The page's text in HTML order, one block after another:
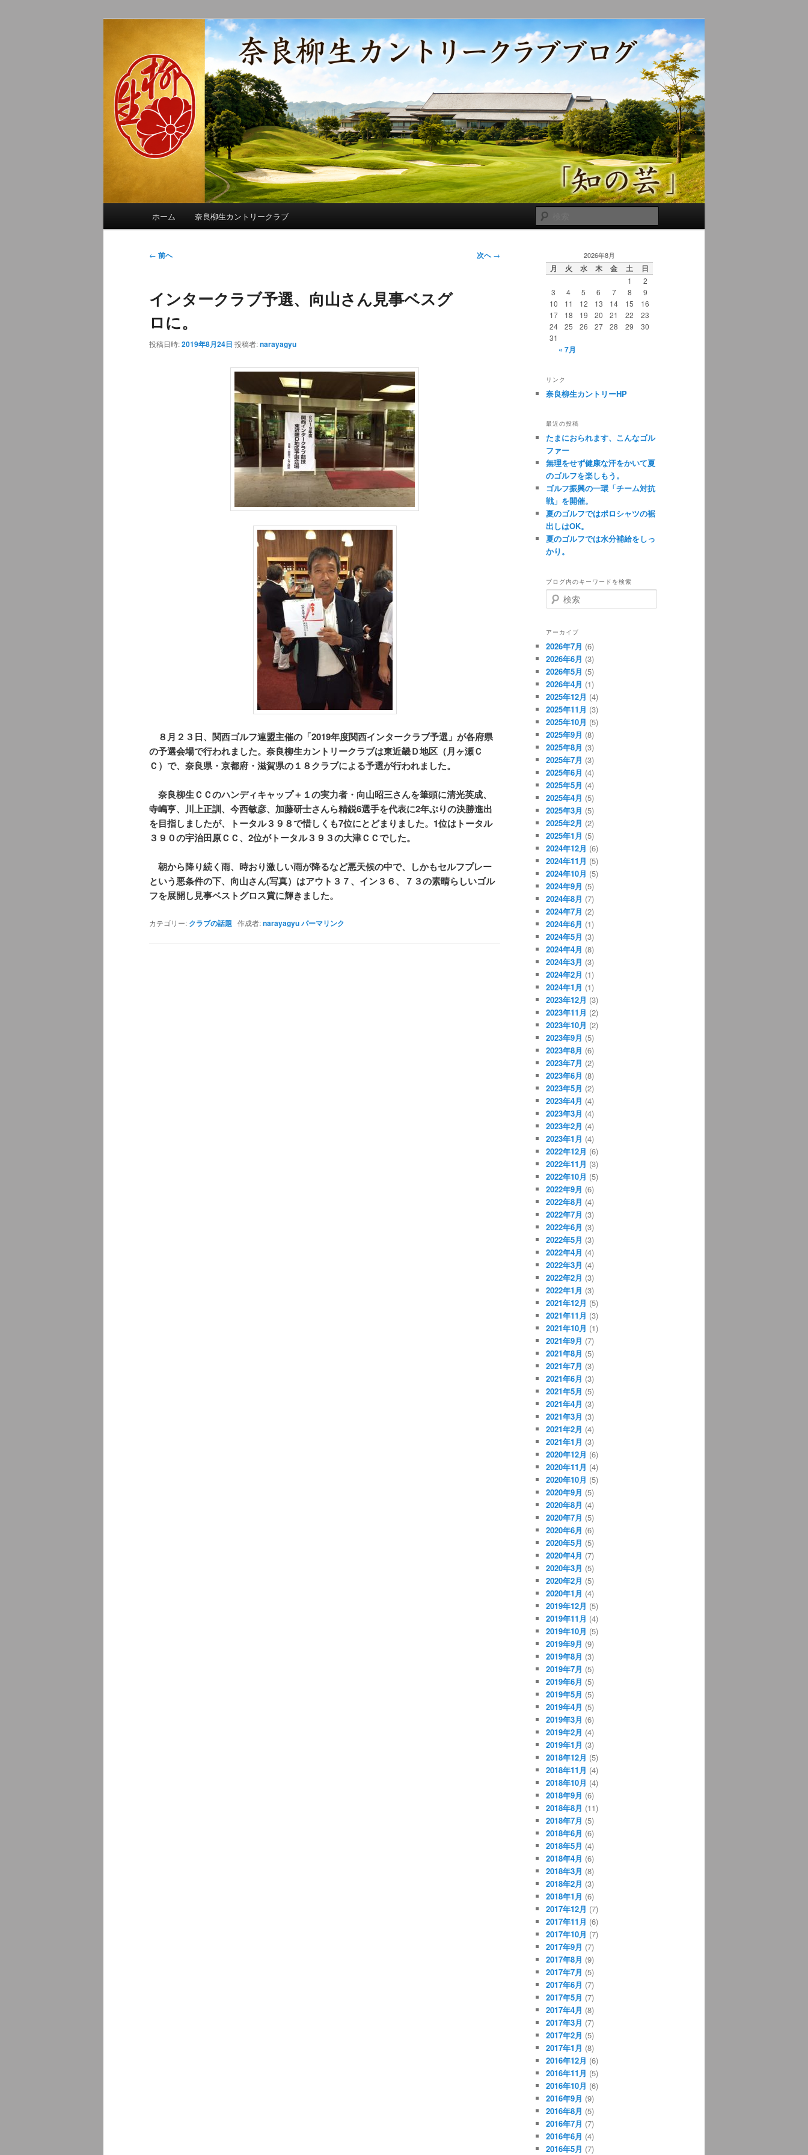
奈良柳生カントリークラブ総支配人ブログ
季節の話題、クラブの出来事、コースの改修・更新作業、ゴルフに関する随筆、喜怒哀楽などを気まぐ
れに発信します。
索
ホーム 奈良柳生カントリークラブ
投
ビ
ー
シ
← 前へ 次へ→
インタークラブ予選、向山さん見事ベスグ
ロに。
投稿日時:2019年8月24日 投稿者:narayagyu
８月２３日、関西ゴルフ連盟主催の「2019年度関西インタークラブ予選」が各府県
の予選会場で行われました。奈良柳生カントリークラブは東近畿Ｄ地区（月ヶ瀬Ｃ
Ｃ）で、奈良県・京都府・滋賀県の１８クラブによる予選が行われました。
奈良柳生ＣＣのハンディキャップ＋１の実力者・向山昭三さんを筆頭に清光英成、
寺嶋亨、川上正訓、今西敏彦、加藤研士さんら精鋭6選手を代表に2年ぶりの決勝進出
を目指しましたが、トータル３９８で惜しくも7位にとどまりました。1位はトータル
３９０の宇治田原ＣＣ、2位がトータル３９３の大津ＣＣでした。
朝から降り続く雨、時おり激しい雨が降るなど悪天候の中で、しかもセルフプレー
という悪条件の下、向山さん(写真）はアウト３７、イン３６、７３の素晴らしいゴル
フを展開し見事ベストグロス賞に輝きました。
カテゴリー: クラブの話題 作成者:narayagyuパーマリンク
2026年8月
月 火 水 木 金 土 日
1
2
3
4 5 6 7 8
9
10
11 12 13 14 15
16
17
18 19 20 21 22
23
24
25 26 27 28 29
30
31
« 7月
リンク
奈良柳生カントリーHP
最近の投稿
たまにおられます、こんなゴル
ファー
無理をせず健康な汗をかいて夏
のゴルフを楽しもう。
ゴルフ振興の一環「チーム対抗
戦」を開催。
夏のゴルフではポロシャツの裾
出しはOK。
夏のゴルフでは水分補給をしっ
かり。
ブログ内のキーワードを検索
検
索
アーカイブ
2026年7月 (6)
2026年6月 (3)
2026年5月 (5)
2026年4月 (1)
2025年12月 (4)
2025年11月 (3)
2025年10月 (5)
2025年9月 (8)
2025年8月 (3)
2025年7月 (3)
2025年6月 (4)
2025年5月 (4)
2025年4月 (5)
2025年3月 (5)
2025年2月 (2)
2025年1月 (5)
2024年12月 (6)
2024年11月 (5)
2024年10月 (5)
2024年9月 (5)
2024年8月 (7)
2024年7月 (2)
2024年6月 (1)
2024年5月 (3)
2024年4月 (8)
2024年3月 (3)
2024年2月 (1)
2024年1月 (1)
2023年12月 (3)
2023年11月 (2)
2023年10月 (2)
2023年9月 (5)
2023年8月 (6)
2023年7月 (2)
2023年6月 (8)
2023年5月 (2)
2023年4月 (4)
2023年3月 (4)
2023年2月 (4)
2023年1月 (4)
2022年12月 (6)
2022年11月 (3)
2022年10月 (5)
2022年9月 (6)
2022年8月 (4)
2022年7月 (3)
2022年6月 (3)
2022年5月 (3)
2022年4月 (4)
2022年3月 (4)
2022年2月 (3)
2022年1月 (3)
2021年12月 (5)
2021年11月 (3)
2021年10月 (1)
2021年9月 (7)
2021年8月 (5)
2021年7月 (3)
2021年6月 (3)
2021年5月 (5)
2021年4月 (3)
2021年3月 (3)
2021年2月 (4)
2021年1月 (3)
2020年12月 (6)
2020年11月 (4)
2020年10月 (5)
2020年9月 (5)
2020年8月 (4)
2020年7月 (5)
2020年6月 (6)
2020年5月 (5)
2020年4月 (7)
2020年3月 (5)
2020年2月 (5)
2020年1月 (4)
2019年12月 (5)
2019年11月 (4)
2019年10月 (5)
2019年9月 (9)
2019年8月 (3)
2019年7月 (5)
2019年6月 (5)
2019年5月 (5)
2019年4月 (5)
2019年3月 (6)
2019年2月 (4)
2019年1月 (3)
2018年12月 (5)
2018年11月 (4)
2018年10月 (4)
2018年9月 (6)
2018年8月 (11)
2018年7月 (5)
2018年6月 (6)
2018年5月 (4)
2018年4月 (6)
2018年3月 (8)
2018年2月 (3)
2018年1月 (6)
2017年12月 (7)
2017年11月 (6)
2017年10月 (7)
2017年9月 (7)
2017年8月 (9)
2017年7月 (5)
2017年6月 (7)
2017年5月 (7)
2017年4月 (8)
2017年3月 (7)
2017年2月 (5)
2017年1月 (8)
2016年12月 (6)
2016年11月 (5)
2016年10月 (6)
2016年9月 (9)
2016年8月 (5)
2016年7月 (7)
2016年6月 (4)
2016年5月 (7)